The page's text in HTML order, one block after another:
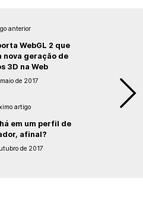
anterior
WebGL 2 que
nova geração de
3D na Web
de 2017
artigo
em um perfil de
afinal?
de 2017